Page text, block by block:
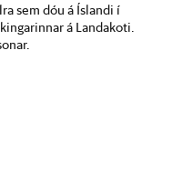
sem dóu á Íslandi í
á Landakoti.